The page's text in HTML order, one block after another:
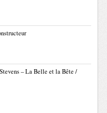
– La Belle et la Bête /